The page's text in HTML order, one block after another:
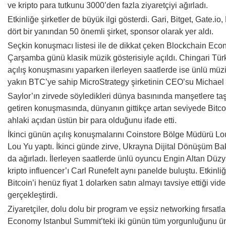
ve kripto para tutkunu 3000’den fazla ziyaretçiyi ağırladı.
Etkinliğe şirketler de büyük ilgi gösterdi. Gari, Bitget,
dört bir yanından 50 önemli şirket, sponsor olarak yer aldı.
Seçkin konuşmacı listesi ile de dikkat çeken Blockchain
Çarşamba günü klasik müzik gösterisiyle açıldı. Chingari
açılış konuşmasını yaparken ilerleyen saatlerde ise ünlü
yakın BTC’ye sahip MicroStrategy şirketinin CEO’su
Saylor’ın zirvede söyledikleri dünya basınında manşetlere
getiren konuşmasında, dünyanın gittikçe artan seviyede
ahlaki açıdan üstün bir para olduğunu ifade etti.
İkinci günün açılış konuşmalarını Coinstore Bölge Müdürü
Lou Yu yaptı. İkinci günde zirve, Ukrayna Dijital Dönüşüm
da ağırladı. İlerleyen saatlerde ünlü oyuncu Engin Altan
kripto influencer’ı Carl Runefelt aynı panelde buluştu.
Bitcoin’i henüz fiyat 1 dolarken satın almayı tavsiye ettiği
gerçekleştirdi.
Ziyaretçiler, dolu dolu bir program ve eşsiz networking
Economy Istanbul Summit’teki iki günün tüm yorgunluğunu